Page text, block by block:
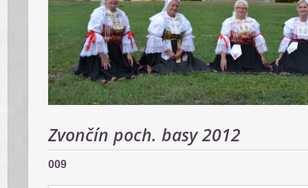
Zvončín poch. basy 2012
009